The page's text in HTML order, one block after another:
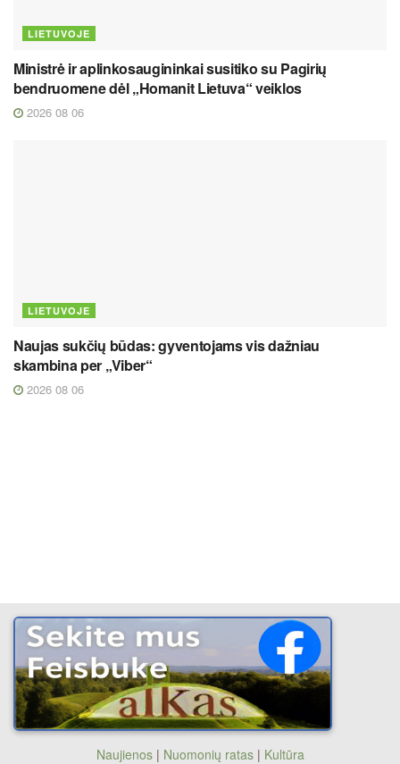
LIETUVOJE
Ministrė ir aplinkosaugininkai susitiko su Pagirių
bendruomene dėl „Homanit Lietuva“ veiklos
2026 08 06
LIETUVOJE
Naujas sukčių būdas: gyventojams vis dažniau
skambina per „Viber“
2026 08 06
Naujienos| Nuomonių ratas| Kultūra